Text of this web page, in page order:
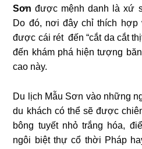
Sơn được mệnh danh là xứ
Do đó, nơi đây chỉ thích
được cái rét đến “cắt da cắt
đến khám phá hiện tượng
cao này.
Du lịch Mẫu Sơn vào những
du khách có thể sẽ được
bông tuyết nhỏ trắng hóa,
ngôi biệt thự cổ thời Pháp